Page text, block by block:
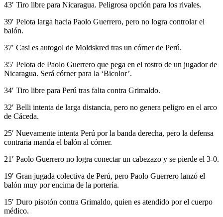
43′ Tiro libre para Nicaragua. Peligrosa opción para los rivales.
39′ Pelota larga hacia Paolo Guerrero, pero no logra controlar el
balón.
37′ Casi es autogol de Moldskred tras un córner de Perú.
35′ Pelota de Paolo Guerrero que pega en el rostro de un jugador de
Nicaragua. Será córner para la ‘Bicolor’.
34′ Tiro libre para Perú tras falta contra Grimaldo.
32′ Belli intenta de larga distancia, pero no genera peligro en el arco
de Cáceda.
25′ Nuevamente intenta Perú por la banda derecha, pero la defensa
contraria manda el balón al córner.
21′ Paolo Guerrero no logra conectar un cabezazo y se pierde el 3-0.
19′ Gran jugada colectiva de Perú, pero Paolo Guerrero lanzó el
balón muy por encima de la portería.
15′ Duro pisotón contra Grimaldo, quien es atendido por el cuerpo
médico.